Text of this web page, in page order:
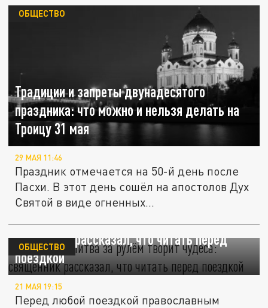
Традиции и запреты двунадесятого
праздника: что можно и нельзя делать на
Троицу 31 мая
ОБЩЕСТВО
29 МАЯ 11:46
Праздник отмечается на 50-й день после
Пасхи. В этот день сошёл на апостолов Дух
Святой в виде огненных...
Краткая молитва за рулём творит чудеса:
священник рассказал, что читать перед
поездкой
ОБЩЕСТВО
21 МАЯ 19:15
Перед любой поездкой православным